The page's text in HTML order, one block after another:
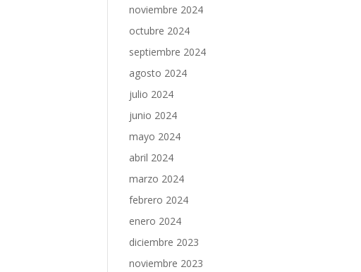
noviembre 2024
octubre 2024
septiembre 2024
agosto 2024
julio 2024
junio 2024
mayo 2024
abril 2024
marzo 2024
febrero 2024
enero 2024
diciembre 2023
noviembre 2023